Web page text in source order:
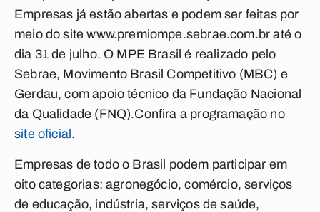
Empresas já estão abertas e podem ser feitas por
meio do site www.premiompe.sebrae.com.br até o
dia 31 de julho. O MPE Brasil é realizado pelo
Sebrae, Movimento Brasil Competitivo (MBC) e
Gerdau, com apoio técnico da Fundação Nacional
da Qualidade (FNQ).Confira a programação no
site oficial .
Empresas de todo o Brasil podem participar em
oito categorias: agronegócio, comércio, serviços
de educação, indústria, serviços de saúde,